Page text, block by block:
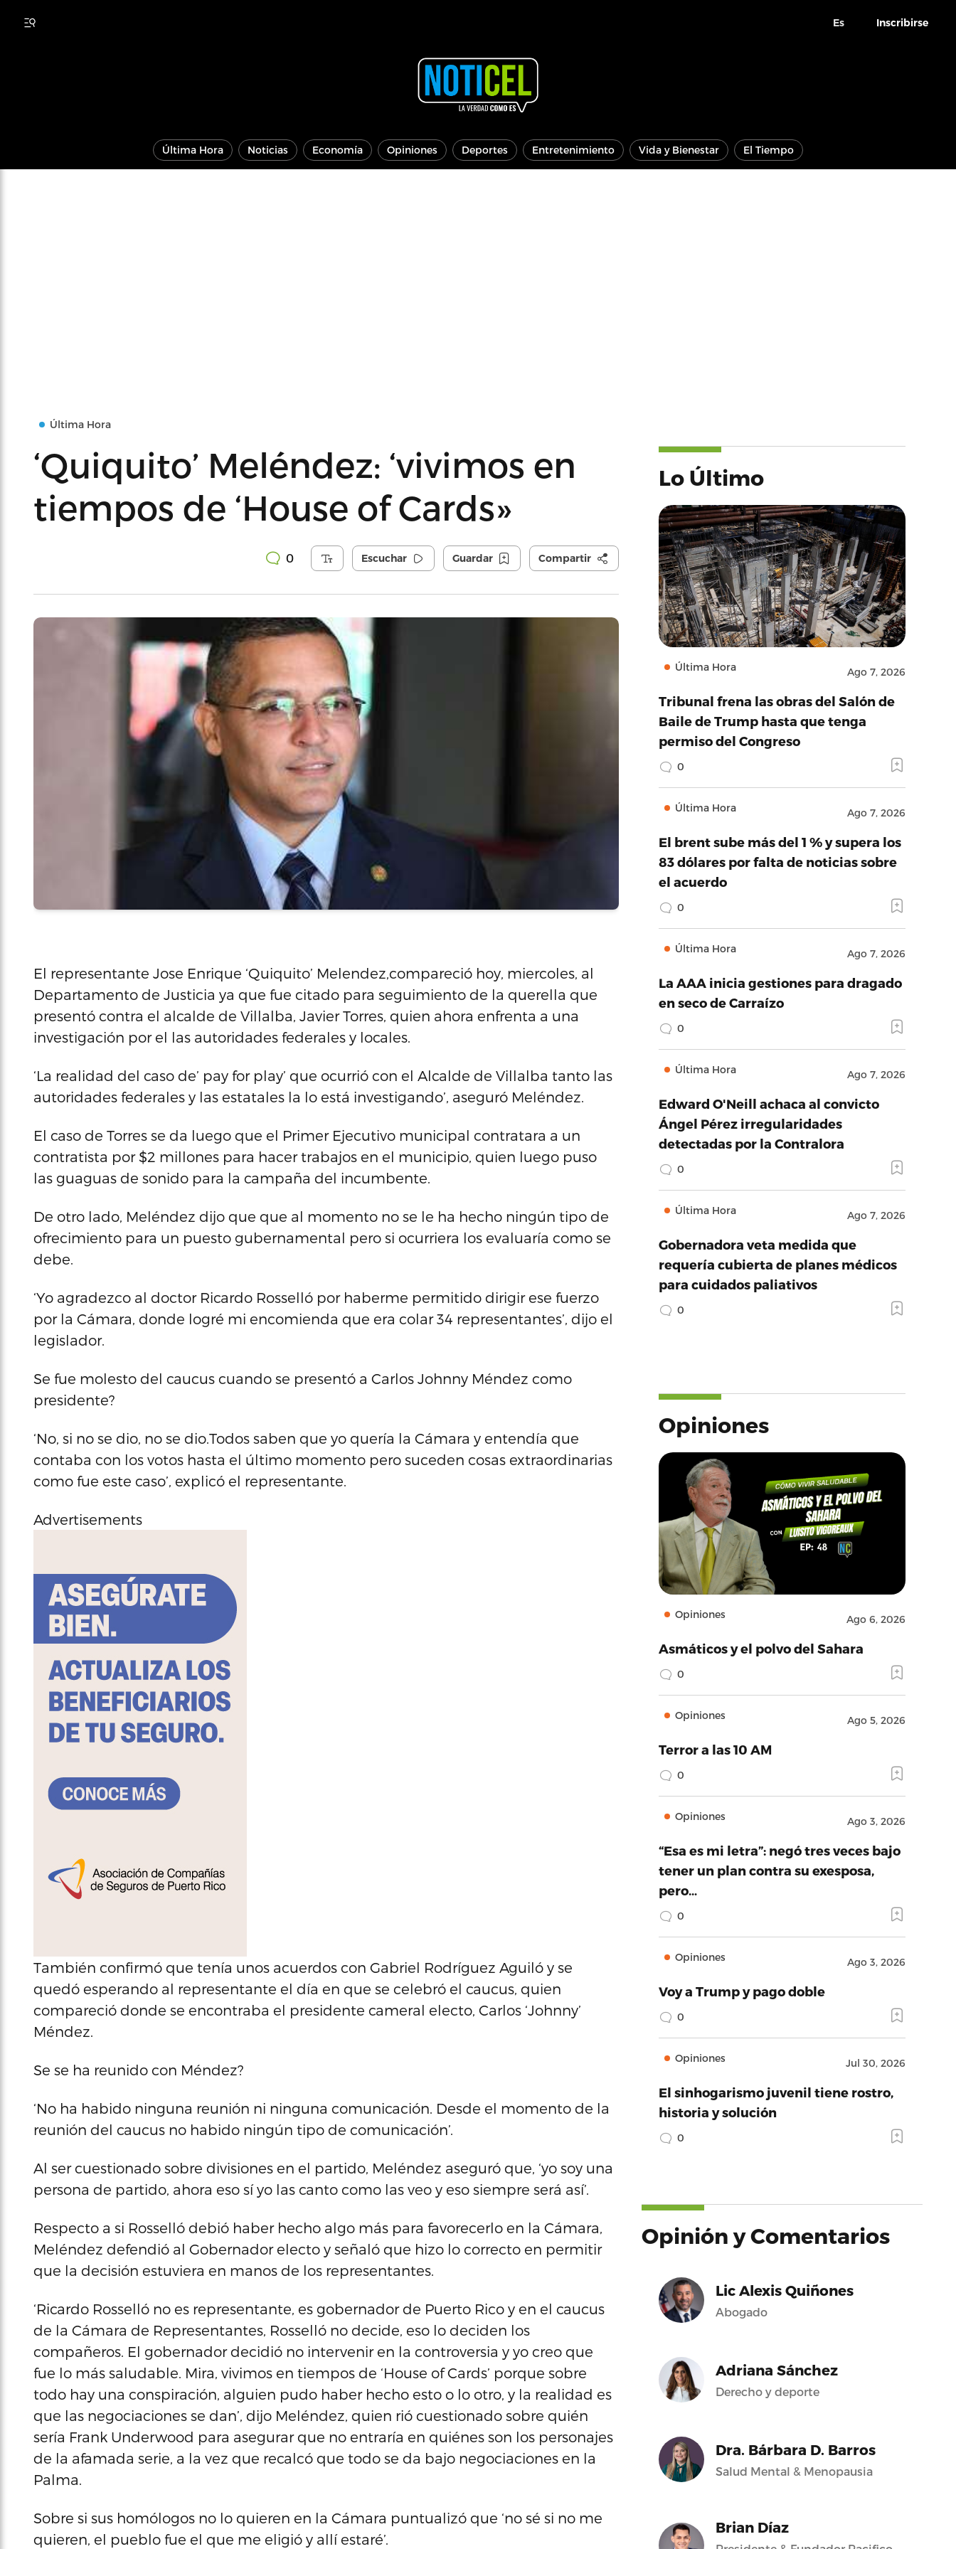
Es Inscribirse
Última Hora Noticias Economía Opiniones Deportes Entretenimiento Vida y Bienestar El Tiempo
Última Hora
‘Quiquito’ Meléndez: ‘vivimos en
tiempos de ‘House of Cards»
0 Escuchar Guardar Compartir
El representante Jose Enrique ‘Quiquito’ Melendez,compareció hoy, miercoles, al
Departamento de Justicia ya que fue citado para seguimiento de la querella que
presentó contra el alcalde de Villalba, Javier Torres, quien ahora enfrenta a una
investigación por el las autoridades federales y locales.
‘La realidad del caso de’ pay for play’ que ocurrió con el Alcalde de Villalba tanto las
autoridades federales y las estatales la lo está investigando’, aseguró Meléndez.
El caso de Torres se da luego que el Primer Ejecutivo municipal contratara a un
contratista por $2 millones para hacer trabajos en el municipio, quien luego puso
las guaguas de sonido para la campaña del incumbente.
De otro lado, Meléndez dijo que que al momento no se le ha hecho ningún tipo de
ofrecimiento para un puesto gubernamental pero si ocurriera los evaluaría como se
debe.
‘Yo agradezco al doctor Ricardo Rosselló por haberme permitido dirigir ese fuerzo
por la Cámara, donde logré mi encomienda que era colar 34 representantes’, dijo el
legislador.
Se fue molesto del caucus cuando se presentó a Carlos Johnny Méndez como
presidente?
‘No, si no se dio, no se dio.Todos saben que yo quería la Cámara y entendía que
contaba con los votos hasta el último momento pero suceden cosas extraordinarias
como fue este caso’, explicó el representante.
Advertisements
También confirmó que tenía unos acuerdos con Gabriel Rodríguez Aguiló y se
quedó esperando al representante el día en que se celebró el caucus, quien
compareció donde se encontraba el presidente cameral electo, Carlos ‘Johnny’
Méndez.
Se se ha reunido con Méndez?
‘No ha habido ninguna reunión ni ninguna comunicación. Desde el momento de la
reunión del caucus no habido ningún tipo de comunicación’.
Al ser cuestionado sobre divisiones en el partido, Meléndez aseguró que, ‘yo soy una
persona de partido, ahora eso sí yo las canto como las veo y eso siempre será así’.
Respecto a si Rosselló debió haber hecho algo más para favorecerlo en la Cámara,
Meléndez defendió al Gobernador electo y señaló que hizo lo correcto en permitir
que la decisión estuviera en manos de los representantes.
‘Ricardo Rosselló no es representante, es gobernador de Puerto Rico y en el caucus
de la Cámara de Representantes, Rosselló no decide, eso lo deciden los
compañeros. El gobernador decidió no intervenir en la controversia y yo creo que
fue lo más saludable. Mira, vivimos en tiempos de ‘House of Cards’ porque sobre
todo hay una conspiración, alguien pudo haber hecho esto o lo otro, y la realidad es
que las negociaciones se dan’, dijo Meléndez, quien rió cuestionado sobre quién
sería Frank Underwood para asegurar que no entraría en quiénes son los personajes
de la afamada serie, a la vez que recalcó que todo se da bajo negociaciones en la
Palma.
Sobre si sus homólogos no lo quieren en la Cámara puntualizó que ‘no sé si no me
quieren, el pueblo fue el que me eligió y allí estaré’.
Lo Último
Última Hora Ago 7, 2026
Tribunal frena las obras del Salón de
Baile de Trump hasta que tenga
permiso del Congreso
0
Última Hora Ago 7, 2026
El brent sube más del 1 % y supera los
83 dólares por falta de noticias sobre
el acuerdo
0
Última Hora Ago 7, 2026
La AAA inicia gestiones para dragado
en seco de Carraízo
0
Última Hora Ago 7, 2026
Edward O'Neill achaca al convicto
Ángel Pérez irregularidades
detectadas por la Contralora
0
Última Hora Ago 7, 2026
Gobernadora veta medida que
requería cubierta de planes médicos
para cuidados paliativos
0
Opiniones
Opiniones Ago 6, 2026
Asmáticos y el polvo del Sahara
0
Opiniones Ago 5, 2026
Terror a las 10 AM
0
Opiniones Ago 3, 2026
“Esa es mi letra”: negó tres veces bajo
tener un plan contra su exesposa,
pero…
0
Opiniones Ago 3, 2026
Voy a Trump y pago doble
0
Opiniones Jul 30, 2026
El sinhogarismo juvenil tiene rostro,
historia y solución
0
Opinión y Comentarios
Lic Alexis Quiñones
Abogado
Adriana Sánchez
Derecho y deporte
Dra. Bárbara D. Barros
Salud Mental & Menopausia
Brian Díaz